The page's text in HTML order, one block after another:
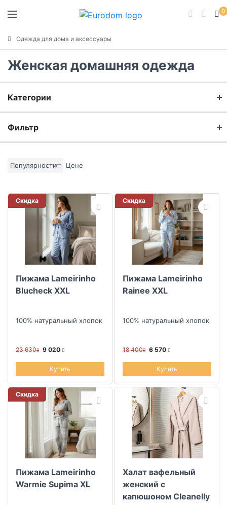
0
Одежда для дома и аксессуары
Женская домашняя одежда
Категории
Халаты
Тапочки
Пижамы
Фильтр
Цвет основы
Скидка
Популярности Цене
Скидка
Пижама Lameirinho
Blucheck XXL
100% натуральный хлопок
23 630 9 020
Купить
Скидка
Пижама Lameirinho
Rainee XXL
100% натуральный хлопок
18 400 6 570
Купить
Скидка
Пижама Lameirinho
Warmie Supima XL
Халат вафельный
женский с
капюшоном Cleanelly